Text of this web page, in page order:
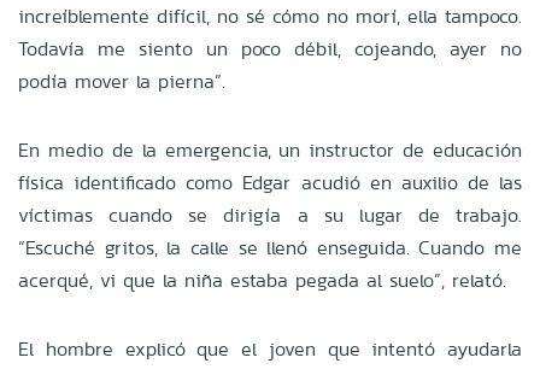
increíblemente difícil, no sé cómo no morí, ella tampoco.
Todavía me siento un poco débil, cojeando, ayer no
podía mover la pierna”.
En medio de la emergencia, un instructor de educación
física identificado como Edgar acudió en auxilio de las
víctimas cuando se dirigía a su lugar de trabajo.
“Escuché gritos, la calle se llenó enseguida. Cuando me
acerqué, vi que la niña estaba pegada al suelo”, relató.
El hombre explicó que el joven que intentó ayudarla